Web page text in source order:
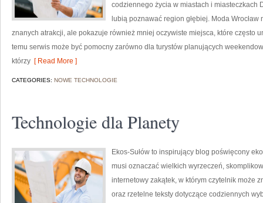
codziennego życia w miastach i miasteczkach
lubią poznawać region głębiej. Moda
znanych atrakcji, ale pokazuje również mniej oczywiste miejsca, które często
temu serwis może być pomocny zarówno dla turystów planujących
którzy [ Read More ]
CATEGORIES: NOWE TECHNOLOGIE
Technologie dla Planety
Ekos-Sułów to inspirujący blog poświęcony
musi oznaczać wielkich wyrzeczeń,
internetowy zakątek, w którym czytelnik może
oraz rzetelne teksty dotyczące codziennych